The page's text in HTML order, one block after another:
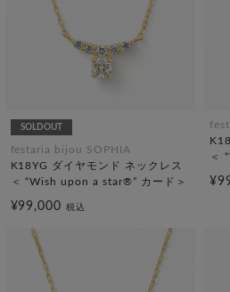
SOLDOUT
festaria bijou SOPHIA
K18YG ダイヤモンド ネックレス
＜ “Wish upon a star®” カード＞
¥99,000税込
＜